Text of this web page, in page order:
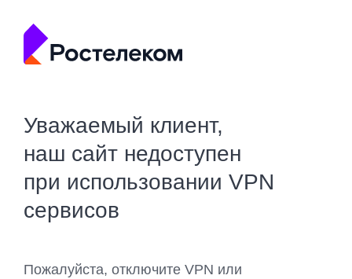
Уважаемый клиент,
наш сайт недоступен
при использовании VPN
сервисов
Пожалуйста, отключите VPN или